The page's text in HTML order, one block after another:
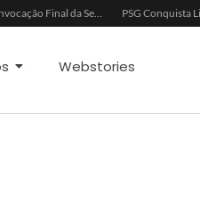
Convocação Final da Seleção Brasileira para a Copa do Mundo 2026
Webstories